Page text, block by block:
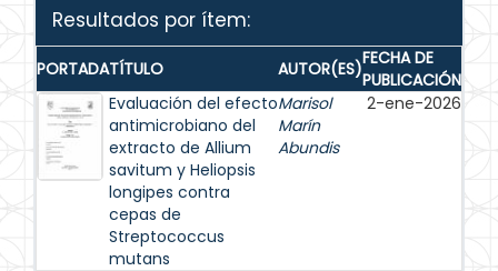
Resultados por ítem:
PORTADATÍTULO AUTOR(ES)FECHA DE
PUBLICACIÓN
Evaluación del efecto
antimicrobiano del
extracto de Allium
savitum y Heliopsis
longipes contra
cepas de
Streptococcus
mutans
Marisol
Marín
Abundis
2-ene-2026